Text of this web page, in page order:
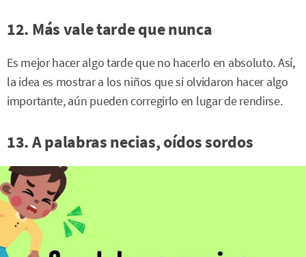
12. Más vale tarde que nunca
Es mejor hacer algo tarde que no hacerlo en absoluto. Así,
la idea es mostrar a los niños que si olvidaron hacer algo
importante, aún pueden corregirlo en lugar de rendirse.
13. A palabras necias, oídos sordos